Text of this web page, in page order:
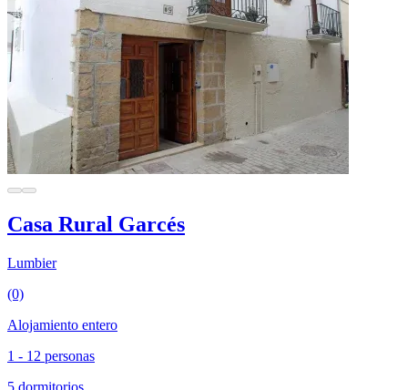
Casa Rural Garcés
Lumbier
(0)
Alojamiento entero
1 - 12 personas